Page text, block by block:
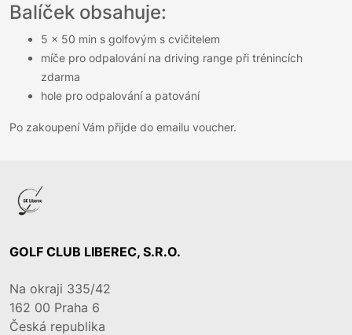
Balíček obsahuje:
5 x 50 min s golfovým s cvičitelem
míče pro odpalování na driving range při trénincích
zdarma
hole pro odpalování a patování
Po zakoupení Vám přijde do emailu voucher.
GOLF CLUB LIBEREC, S.R.O.
Na okraji 335/42
162 00 Praha 6
Česká republika